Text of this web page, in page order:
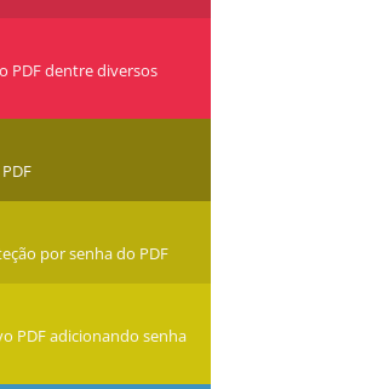
PDF dentre diversos
por senha do PDF
PDF adicionando senha